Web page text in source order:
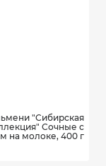
"Сибирская
Сочные с
на молоке, 400 г